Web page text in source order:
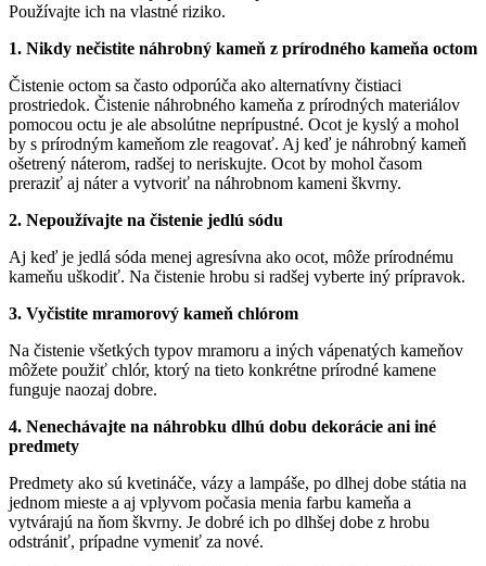
Používajte ich na vlastné riziko.
1. Nikdy nečistite náhrobný kameň z prírodného kameňa octom
Čistenie octom sa často odporúča ako alternatívny čistiaci
prostriedok. Čistenie náhrobného kameňa z prírodných materiálov
pomocou octu je ale absolútne neprípustné. Ocot je kyslý a mohol
by s prírodným kameňom zle reagovať. Aj keď je náhrobný kameň
ošetrený náterom, radšej to neriskujte. Ocot by mohol časom
preraziť aj náter a vytvoriť na náhrobnom kameni škvrny.
2. Nepoužívajte na čistenie jedlú sódu
Aj keď je jedlá sóda menej agresívna ako ocot, môže prírodnému
kameňu uškodiť. Na čistenie hrobu si radšej vyberte iný prípravok.
3. Vyčistite mramorový kameň chlórom
Na čistenie všetkých typov mramoru a iných vápenatých kameňov
môžete použiť chlór, ktorý na tieto konkrétne prírodné kamene
funguje naozaj dobre.
4. Nenechávajte na náhrobku dlhú dobu dekorácie ani iné
predmety
Predmety ako sú kvetináče, vázy a lampáše, po dlhej dobe státia na
jednom mieste a aj vplyvom počasia menia farbu kameňa a
vytvárajú na ňom škvrny. Je dobré ich po dlhšej dobe z hrobu
odstrániť, prípadne vymeniť za nové.